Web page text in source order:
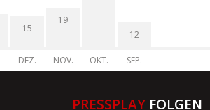
15
DEZ.
19
NOV. OKT.
12
SEP.
PRESSPLAYFOLGEN